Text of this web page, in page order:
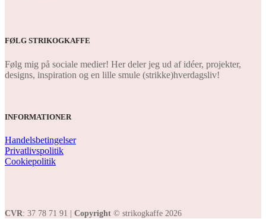
FØLG STRIKOGKAFFE
Følg mig på sociale medier! Her deler jeg ud af idéer, projekter,
designs, inspiration og en lille smule (strikke)hverdagsliv!
INFORMATIONER
Handelsbetingelser
Privatlivspolitik
Cookiepolitik
CVR: 37 78 71 91 | Copyright © strikogkaffe 2026